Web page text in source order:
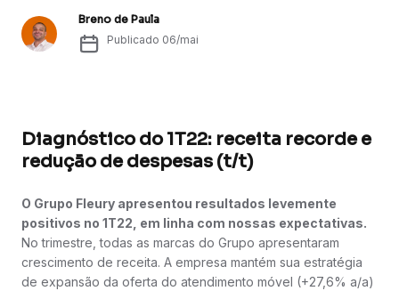
Breno de Paula
Publicado 06/mai
Diagnóstico do 1T22: receita recorde e
redução de despesas (t/t)
O Grupo Fleury apresentou resultados levemente
positivos no 1T22, em linha com nossas expectativas.
No trimestre, todas as marcas do Grupo apresentaram
crescimento de receita. A empresa mantém sua estratégia
de expansão da oferta do atendimento móvel (+27,6% a/a)